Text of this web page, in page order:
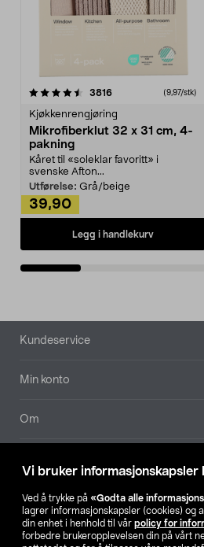
Vi bruker informasjonskapsler
Ved å trykke på «Godta alle
lagrer informasjonskapsler (cookies) og
din enhet i henhold til vår policy for
forbedre brukeropplevelsen din på vårt
3816anmeldelser(9,97/stk)
Kjøkkenrengjøring
Mikrofiberklut 32 x 31 cm, 4-
pakning
Kåret til «soleklar favoritt» i
svenske Afton...
Utførelse: Grå/beige
39,90
Legg i handlekurv
4.5av 5 stjerner
Bunntekst
Kundeservice
Min konto
Om
Våre selskaper
Finn din